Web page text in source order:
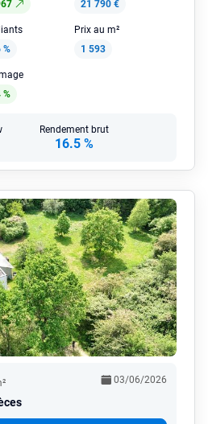
21 790 €
%
Prix au m²
1 593
%
Rendement brut
16.5 %
03/06/2026